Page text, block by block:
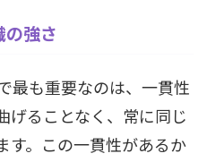
強さ
最も重要なのは、一貫性
げることなく、常に同じ
す。この一貫性があるか